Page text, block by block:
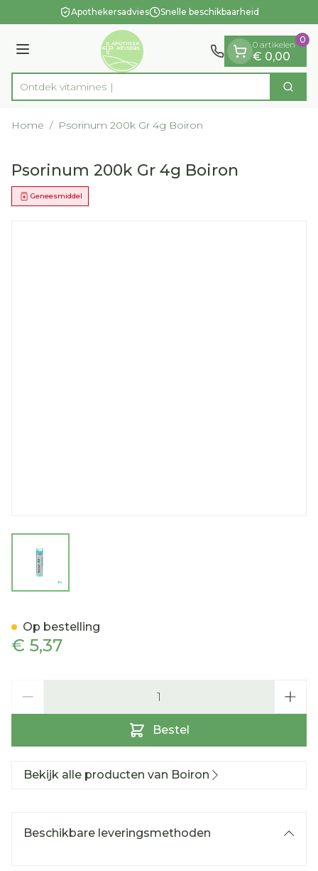
Ga naar de inhoudApothekersadvies Snelle beschikbaarheid
Menu
Product, merk, categorie...
Ontdek vi Zoek
0 artikelen
€ 0,00
0
Home / Psorinum 200k Gr 4g Boiron
Psorinum 200k Gr 4g Boiron
Geneesmiddel
€ 5,37
Bestel
Op bestelling
Bekijk alle producten van Boiron
Beschikbare leveringsmethoden